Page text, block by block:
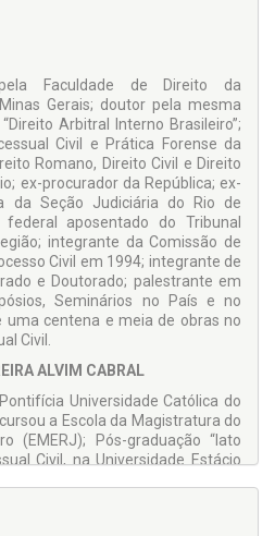
matrimônio
das fundações
marítimos e dos
formados a bordo
Especiais”.
maior utilidade, decidimos
teórico e prático, este último
para que aqueles que estiverem
possam se orientar no curso do
Faculdade de Direito da
Gerais; doutor pela mesma
Arbitral Interno Brasileiro”;
Civil e Prática Forense da
Romano, Direito Civil e Direito
ex-procurador da República; ex-
da Seção Judiciária do Rio de
federal aposentado do Tribunal
integrante da Comissão de
Civil em 1994; integrante de
e Doutorado; palestrante em
Seminários no País e no
uma centena e meia de obras no
Civil.
ALVIM CABRAL
Universidade Católica do
a Escola da Magistratura do
(EMERJ); Pós-graduação “lato
Civil, na Universidade Estácio
(FESDEP/RS); frequentou as